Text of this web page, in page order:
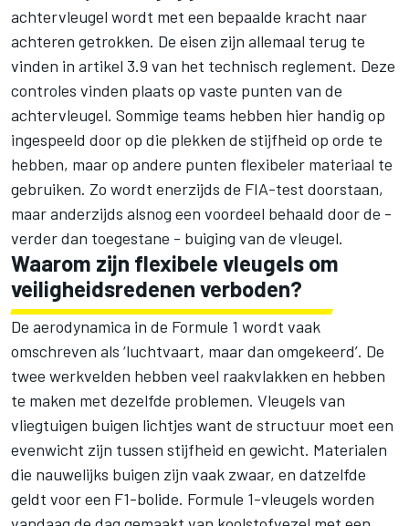
achtervleugel wordt met een bepaalde kracht naar
achteren getrokken. De eisen zijn allemaal terug te
vinden in artikel 3.9 van het technisch reglement. Deze
controles vinden plaats op vaste punten van de
achtervleugel. Sommige teams hebben hier handig op
ingespeeld door op die plekken de stijfheid op orde te
hebben, maar op andere punten flexibeler materiaal te
gebruiken. Zo wordt enerzijds de FIA-test doorstaan,
maar anderzijds alsnog een voordeel behaald door de -
verder dan toegestane - buiging van de vleugel.
Waarom zijn flexibele vleugels om
veiligheidsredenen verboden?
De aerodynamica in de Formule 1 wordt vaak
omschreven als ‘luchtvaart, maar dan omgekeerd’. De
twee werkvelden hebben veel raakvlakken en hebben
te maken met dezelfde problemen. Vleugels van
vliegtuigen buigen lichtjes want de structuur moet een
evenwicht zijn tussen stijfheid en gewicht. Materialen
die nauwelijks buigen zijn vaak zwaar, en datzelfde
geldt voor een F1-bolide. Formule 1-vleugels worden